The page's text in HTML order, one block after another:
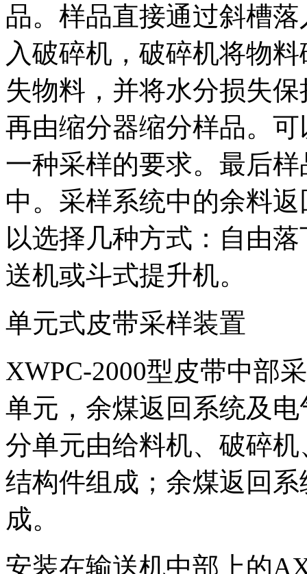
品。样品直接通过斜槽
入破碎机，破碎机将物
失物料，并将水分损失
再由缩分器缩分样品。
一种采样的要求。最后
中。采样系统中的余料
以选择几种方式：自由
送机或斗式提升机。
单元式皮带采样装置
XWPC-2000型皮带中部
单元，余煤返回系统及
分单元由给料机、破碎
结构件组成；余煤返回
成。
安装在输送机中部上的